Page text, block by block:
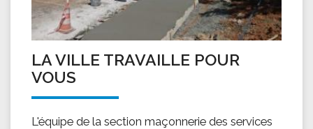
LA VILLE TRAVAILLE POUR
VOUS
L'équipe de la section maçonnerie des services